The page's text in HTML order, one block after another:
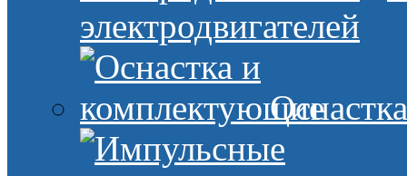
электродвигателей